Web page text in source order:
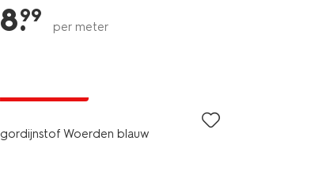
8.
99
per meter
gordijnstof Woerden blauw